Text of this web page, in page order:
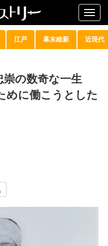
江戸 幕末維新 近現代
崇の数奇な一生
めに働こうとした